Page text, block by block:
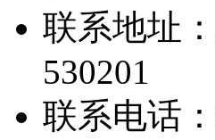
联系地址
530201
联系电话